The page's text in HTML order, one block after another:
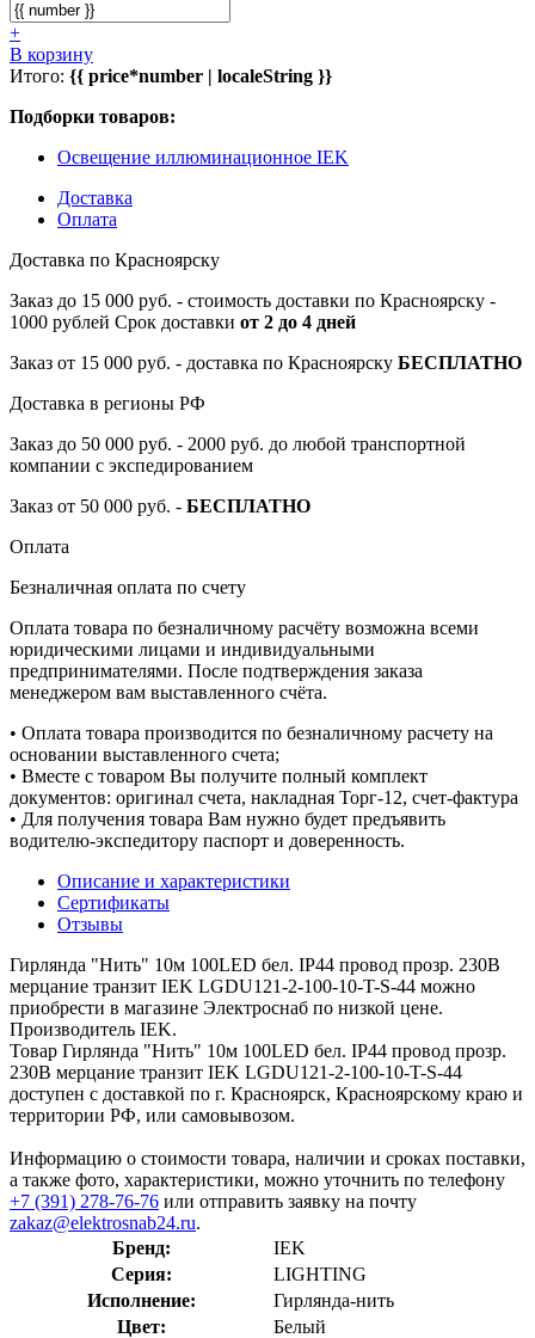
+
В корзину
Итого: {{ price*number | localeString }}
Подборки товаров:
Освещение иллюминационное IEK
Доставка
Оплата
Доставка по Красноярску
Заказ до 15 000 руб. - стоимость доставки по Красноярску -
1000 рублей Срок доставки от 2 до 4 дней
Заказ от 15 000 руб. - доставка по Красноярску БЕСПЛАТНО
Доставка в регионы РФ
Заказ до 50 000 руб. - 2000 руб. до любой транспортной
компании с экспедированием
Заказ от 50 000 руб. - БЕСПЛАТНО
Оплата
Безналичная оплата по счету
Оплата товара по безналичному расчёту возможна всеми
юридическими лицами и индивидуальными
предпринимателями. После подтверждения заказа
менеджером вам выставленного счёта.
• Оплата товара производится по безналичному расчету на
основании выставленного счета;
• Вместе с товаром Вы получите полный комплект
документов: оригинал счета, накладная Торг-12, счет-фактура
• Для получения товара Вам нужно будет предъявить
водителю-экспедитору паспорт и доверенность.
Описание и характеристики
Сертификаты
Отзывы
Гирлянда "Нить" 10м 100LED бел. IP44 провод прозр. 230В
мерцание транзит IEK LGDU121-2-100-10-T-S-44 можно
приобрести в магазине Электроснаб по низкой цене.
Производитель IEK.
Товар Гирлянда "Нить" 10м 100LED бел. IP44 провод прозр.
230В мерцание транзит IEK LGDU121-2-100-10-T-S-44
доступен с доставкой по г. Красноярск, Красноярскому краю и
территории РФ, или самовывозом.
Информацию о стоимости товара, наличии и сроках поставки,
а также фото, характеристики, можно уточнить по телефону
+7 (391) 278-76-76 или отправить заявку на почту
zakaz@elektrosnab24.ru.
Бренд:
IEK
Серия:
LIGHTING
Исполнение:
Гирлянда-нить
Цвет:
Белый